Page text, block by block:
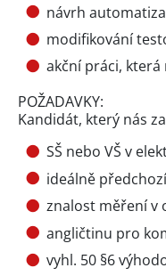
návrh
modifikování
akční práci,
POŽADAVKY:
Kandidát, který nás
SŠ nebo VŠ v
ideálně
znalost měření v
angličtinu pro
vyhl. 50 §6